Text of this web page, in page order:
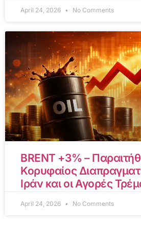
April 24, 2026 No Comments
BRENT +3% –
Κορυφαίος
Ιράν και οι Αγορές
April 24, 2026 No Comments